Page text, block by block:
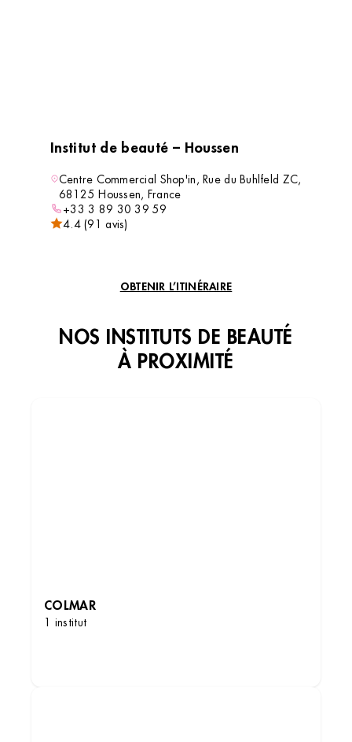
Institut de beauté – Houssen
Centre Commercial Shop'in, Rue du Buhlfeld ZC,
68125 Houssen, France
+33 3 89 30 39 59
4.4 (91 avis)
OBTENIR L’ITINÉRAIRE
NOS INSTITUTS DE BEAUTÉ
À PROXIMITÉ
COLMAR
1 institut